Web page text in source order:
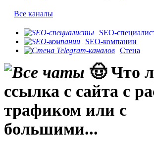
Все каналы
SEO-
SEO-компании
Стена
🤠 Что
ссылка с сайта с
трафиком или с
большими...